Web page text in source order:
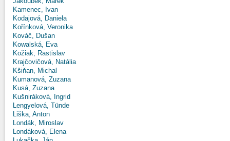
Kamenec, Ivan
Kodajová, Daniela
Kořínková, Veronika
Kováč, Dušan
Kowalská, Eva
Kožiak, Rastislav
Krajčovičová, Natália
Kšiňan, Michal
Kumanová, Zuzana
Kusá, Zuzana
Kušniráková, Ingrid
Lengyelová, Tünde
Liška, Anton
Londák, Miroslav
Londáková, Elena